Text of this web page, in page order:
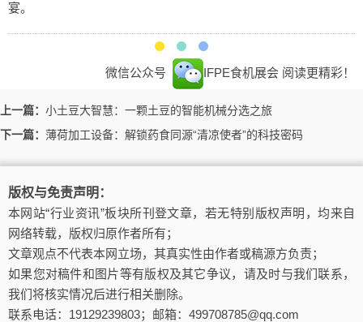
宴。
微信公众号 IFPE食机展会 阅读更精彩！
上一篇： 小土豆大智慧：一颗土豆的智能机械分选之旅
下一篇： 薄荷加工设备：解锁药食同源“清凉使者”的科技密码
版权与免责声明：
本网站“行业资讯”板块所刊登文章，若无特别版权声明，均来自
网络转载，版权归原作者所有；
文章观点不代表本网立场，其真实性由作者或稿源方负责；
如果您对稿件和图片等有版权及其它争议，请及时与我们联系，
我们将核实情况后进行相关删除。
联系电话：19129239803；邮箱：499708785@qq.com